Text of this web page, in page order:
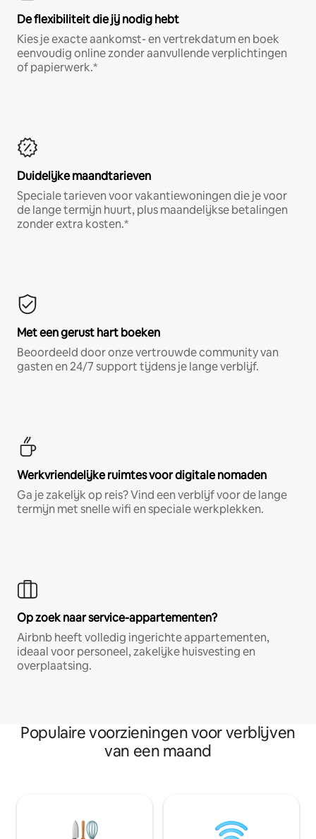
De flexibiliteit die jij nodig hebt
Kies je exacte aankomst- en vertrekdatum en boek
eenvoudig online zonder aanvullende verplichtingen
of papierwerk.*
Duidelijke maandtarieven
Speciale tarieven voor vakantiewoningen die je voor
de lange termijn huurt, plus maandelijkse betalingen
zonder extra kosten.*
Met een gerust hart boeken
Beoordeeld door onze vertrouwde community van
gasten en 24/7 support tijdens je lange verblijf.
Werkvriendelijke ruimtes voor digitale nomaden
Ga je zakelijk op reis? Vind een verblijf voor de lange
termijn met snelle wifi en speciale werkplekken.
Op zoek naar service-appartementen?
Airbnb heeft volledig ingerichte appartementen,
ideaal voor personeel, zakelijke huisvesting en
overplaatsing.
Populaire voorzieningen voor verblijven
van een maand